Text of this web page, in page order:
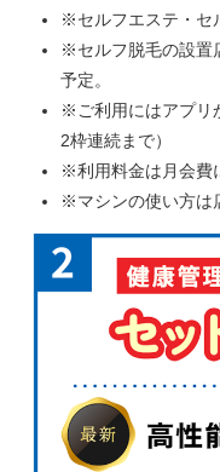
※セルフエステ・セ
※セルフ脱毛の設置
予定。
※ご利用にはアプリ
2枠連続まで）
※利用料金は月会費
※マシンの使い方は